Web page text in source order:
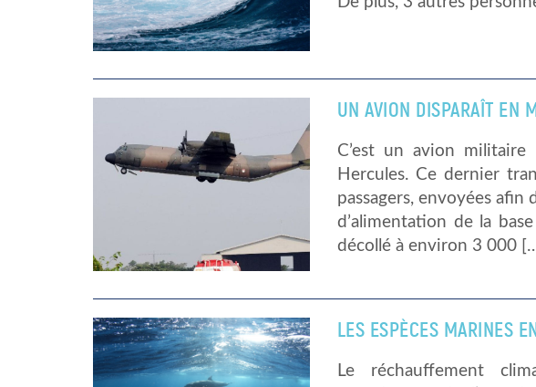
UN AVION DISPARAÎT EN
C’est un avion
Hercules. Ce dernier
passagers, envoyées
d’alimentation de la
décollé à environ 3 000
LES ESPÈCES MARINES
Le réchauffement